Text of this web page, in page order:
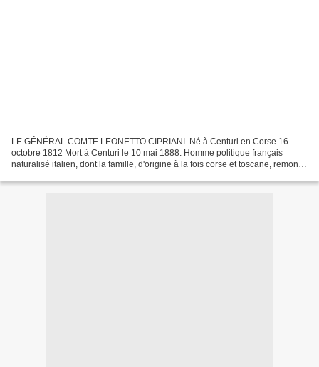
LE GÉNÉRAL COMTE LEONETTO CIPRIANI. Né à Centuri en Corse 16
octobre 1812 Mort à Centuri le 10 mai 1888. Homme politique français
naturalisé italien, dont la famille, d'origine à la fois corse et toscane, remonte